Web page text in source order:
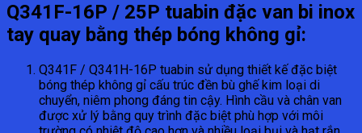
Q341F-16P / 25P tuabin đặc van bi inox
tay quay bằng thép bóng không gỉ:
Q341F / Q341H-16P tuabin sử dụng thiết kế đặc biệt
bóng thép không gỉ cấu trúc đền bù ghế kim loại di
chuyển, niêm phong đáng tin cậy. Hình cầu và chân van
được xử lý bằng quy trình đặc biệt phù hợp với môi